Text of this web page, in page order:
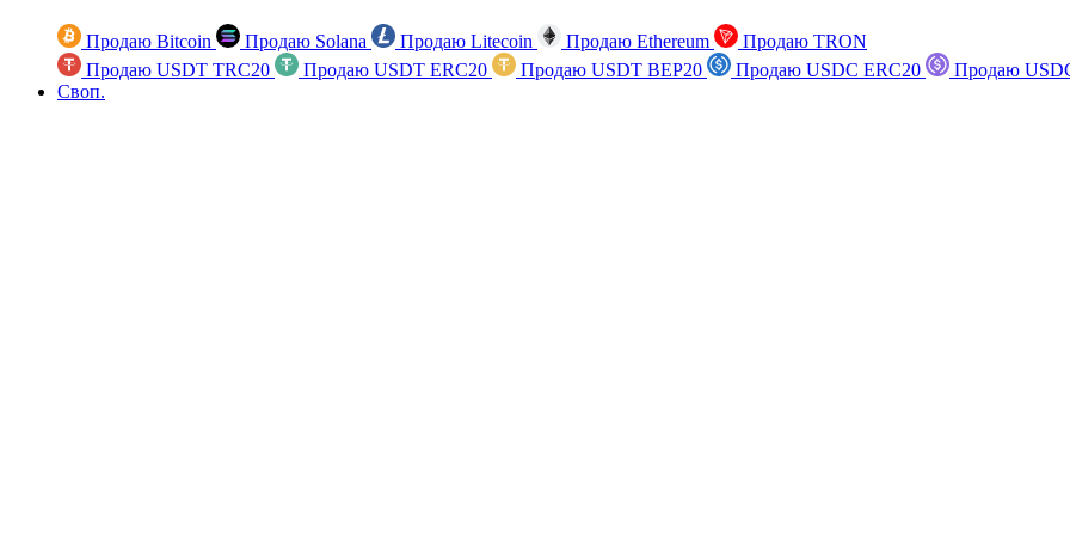
Продаю Bitcoin Продаю Solana Продаю Litecoin Продаю Ethereum
Продаю TRON
Продаю USDT TRC20
Продаю USDT ERC20 Продаю USDT BEP20 Продаю USDC ERC20
Продаю
Своп.